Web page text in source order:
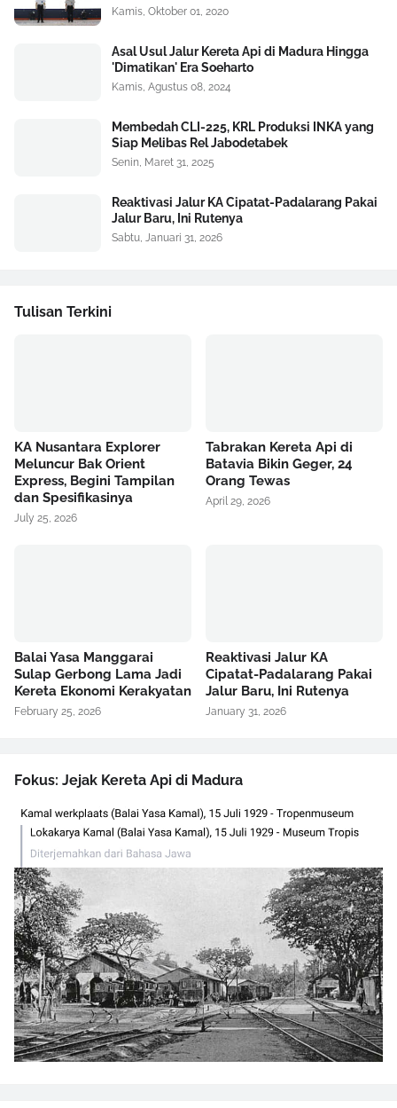
Kamis, Oktober 01, 2020
Asal Usul Jalur Kereta Api di Madura Hingga
'Dimatikan' Era Soeharto
Kamis, Agustus 08, 2024
Membedah CLI-225, KRL Produksi INKA yang
Siap Melibas Rel Jabodetabek
Senin, Maret 31, 2025
Reaktivasi Jalur KA Cipatat-Padalarang Pakai
Jalur Baru, Ini Rutenya
Sabtu, Januari 31, 2026
Tulisan Terkini
KA Nusantara Explorer
Meluncur Bak Orient
Express, Begini Tampilan
dan Spesifikasinya
July 25, 2026
Tabrakan Kereta Api di
Batavia Bikin Geger, 24
Orang Tewas
April 29, 2026
Balai Yasa Manggarai
Sulap Gerbong Lama Jadi
Kereta Ekonomi Kerakyatan
February 25, 2026
Reaktivasi Jalur KA
Cipatat-Padalarang Pakai
Jalur Baru, Ini Rutenya
January 31, 2026
Fokus: Jejak Kereta Api di Madura